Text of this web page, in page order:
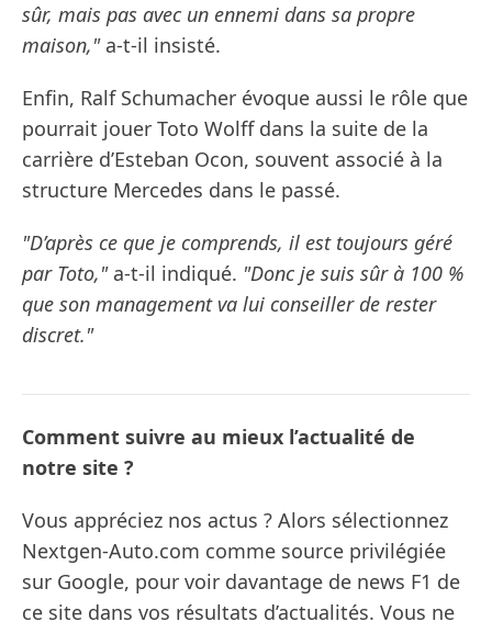
sûr, mais pas avec un ennemi dans sa propre
maison,"a-t-il insisté.
Enfin, Ralf Schumacher évoque aussi le rôle que
pourrait jouer Toto Wolff dans la suite de la
carrière d’Esteban Ocon, souvent associé à la
structure Mercedes dans le passé.
"D’après ce que je comprends, il est toujours géré
par Toto,"a-t-il indiqué. "Donc je suis sûr à 100 %
que son management va lui conseiller de rester
discret."
Comment suivre au mieux l’actualité de
notre site ?
Vous appréciez nos actus ? Alors sélectionnez
Nextgen-Auto.com comme source privilégiée
sur Google, pour voir davantage de news F1 de
ce site dans vos résultats d’actualités. Vous ne